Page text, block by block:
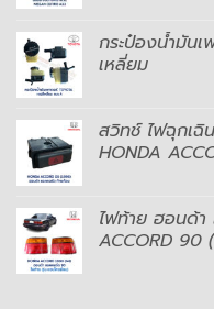
กระป๋องน้ำมันเ
เหลี่ยม
สวิทช์ ไฟฉุกเ
HONDA
ไฟท้าย ฮอนด้า
ACCORD 90